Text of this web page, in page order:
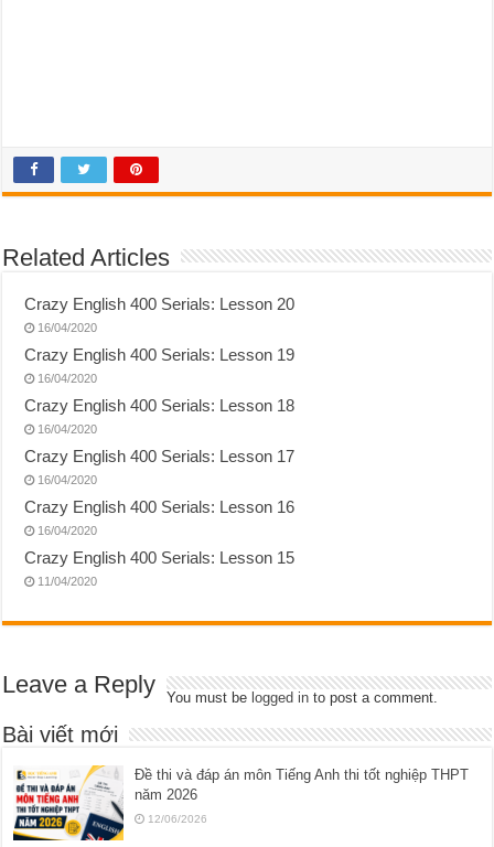
Related Articles
Crazy English 400 Serials: Lesson 20
16/04/2020
Crazy English 400 Serials: Lesson 19
16/04/2020
Crazy English 400 Serials: Lesson 18
16/04/2020
Crazy English 400 Serials: Lesson 17
16/04/2020
Crazy English 400 Serials: Lesson 16
16/04/2020
Crazy English 400 Serials: Lesson 15
11/04/2020
Leave a Reply You must be logged in to post a comment.
Bài viết mới
Đề thi và đáp án môn Tiếng Anh thi tốt nghiệp THPT
năm 2026
12/06/2026